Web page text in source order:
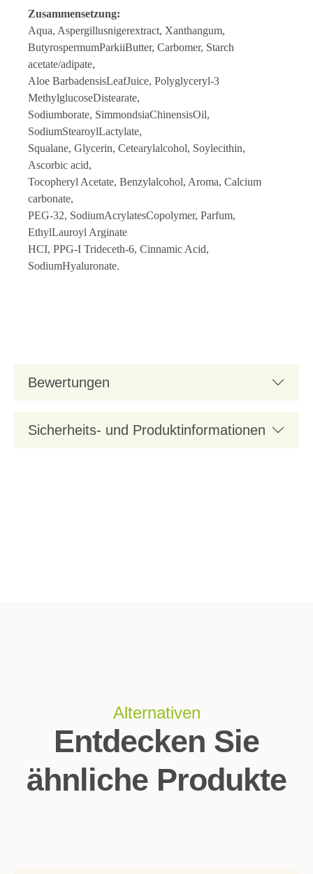
Zusammensetzung:
Aqua, Aspergillusnigerextract, Xanthangum,
ButyrospermumParkiiButter, Carbomer, Starch
acetate/adipate,
Aloe BarbadensisLeafJuice, Polyglyceryl-3
MethylglucoseDistearate,
Sodiumborate, SimmondsiaChinensisOil,
SodiumStearoylLactylate,
Squalane, Glycerin, Cetearylalcohol, Soylecithin,
Ascorbic acid,
Tocopheryl Acetate, Benzylalcohol, Aroma, Calcium
carbonate,
PEG-32, SodiumAcrylatesCopolymer, Parfum,
EthylLauroyl Arginate
HCI, PPG-I Trideceth-6, Cinnamic Acid,
SodiumHyaluronate.
Bewertungen
Sicherheits- und Produktinformationen
Alternativen
Entdecken Sie
ähnliche Produkte